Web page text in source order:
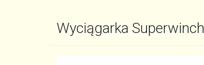
Wyciągarka Superwinch